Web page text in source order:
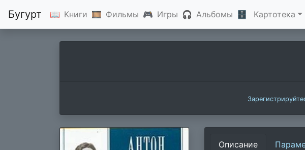
Бугурт 📖 Книги 🎞 Фильмы 🎮 Игры 🎧 Альбомы 🗄 Картотека
Описание